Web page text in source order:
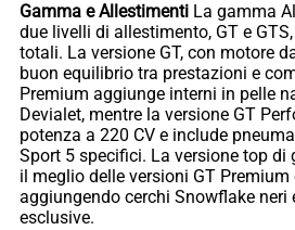
Gamma e Allestimenti La gamma
due livelli di allestimento, GT e
totali. La versione GT, con motore
buon equilibrio tra prestazioni e
Premium aggiunge interni in pelle
Devialet, mentre la versione GT
potenza a 220 CV e include
Sport 5 specifici. La versione top di
il meglio delle versioni GT Premium
aggiungendo cerchi Snowflake neri
esclusive.